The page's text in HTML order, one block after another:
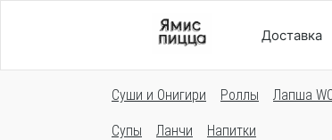
Доставка
Суши и Онигири Роллы Лапша
Супы Ланчи Напитки